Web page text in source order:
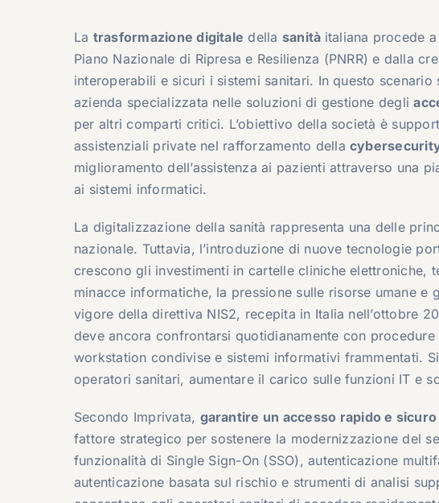
La trasformazione digitale della sanità italiana procede
Piano Nazionale di Ripresa e Resilienza (PNRR) e dalla
interoperabili e sicuri i sistemi sanitari. In questo scenario
azienda specializzata nelle soluzioni di gestione degli
per altri comparti critici. L’obiettivo della società è
assistenziali private nel rafforzamento della
miglioramento dell’assistenza ai pazienti attraverso una
ai sistemi informatici.
La digitalizzazione della sanità rappresenta una delle
nazionale. Tuttavia, l’introduzione di nuove tecnologie
crescono gli investimenti in cartelle cliniche elettroniche,
minacce informatiche, la pressione sulle risorse umane
vigore della direttiva NIS2, recepita in Italia nell’ottobre
deve ancora confrontarsi quotidianamente con
workstation condivise e sistemi informativi frammentati.
operatori sanitari, aumentare il carico sulle funzioni IT e
Secondo Imprivata, garantire un accesso rapido e
fattore strategico per sostenere la modernizzazione del
funzionalità di Single Sign-On (SSO), autenticazione
autenticazione basata sul rischio e strumenti di analisi